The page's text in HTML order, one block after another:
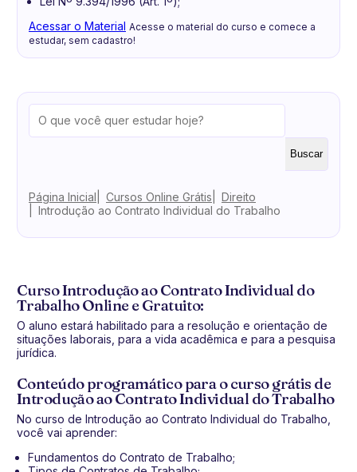
Acessar o Material Acesse o material do curso e comece a
estudar, sem cadastro!
Buscar
Página Inicial Cursos Online Grátis
Direito
Introdução ao Contrato Individual do Trabalho
Curso Introdução ao Contrato Individual do
Trabalho Online e Gratuito:
O aluno estará habilitado para a resolução e orientação de
situações laborais, para a vida acadêmica e para a pesquisa
jurídica.
Conteúdo programático para o curso grátis de
Introdução ao Contrato Individual do Trabalho
No curso de Introdução ao Contrato Individual do Trabalho,
você vai aprender:
Fundamentos do Contrato de Trabalho;